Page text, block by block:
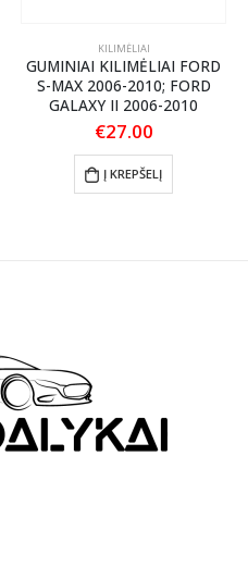
KILIMĖLIAI
GUMINIAI KILIMĖLIAI FORD
S-MAX 2006-2010; FORD
GALAXY II 2006-2010
€27.00
Į KREPŠELĮ